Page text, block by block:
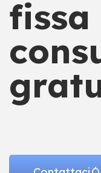
fissa